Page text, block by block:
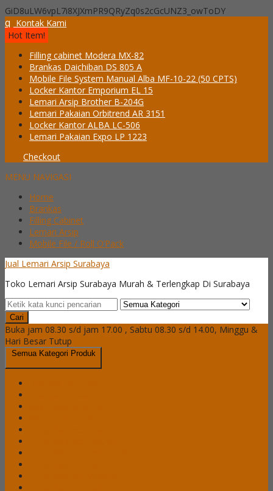
GiD8uLW6vpL7i8XJXmPR9QRyZq0s2cGcUNZ3_owToDY
q Kontak Kami
Hot Item!
Filling cabinet Modera MX-82
Brankas Daichiban DS 805 A
Mobile File System Manual Alba MF-10-22 (50 CPTS)
Locker Kantor Emporium EL 15
Lemari Arsip Brother B-204G
Lemari Pakaian Orbitrend AR 3151
Locker Kantor ALBA LC-506
Lemari Pakaian Expo LP 1223
Checkout
MENU NAVIGASI
Home
Brankas
Filling Cabinet
Lemari Arsip
Mobile File / Roll O’Pack
Jual Lemari Arsip Surabaya
Toko Lemari Arsip Surabaya Murah & Terlengkap Di Surabaya
Cari
Buka jam 08.30 s/d jam 17.00 , Sabtu 08.30 s/d 14.00, Minggu &
Hari Besar Tutup
Semua Kategori Produk